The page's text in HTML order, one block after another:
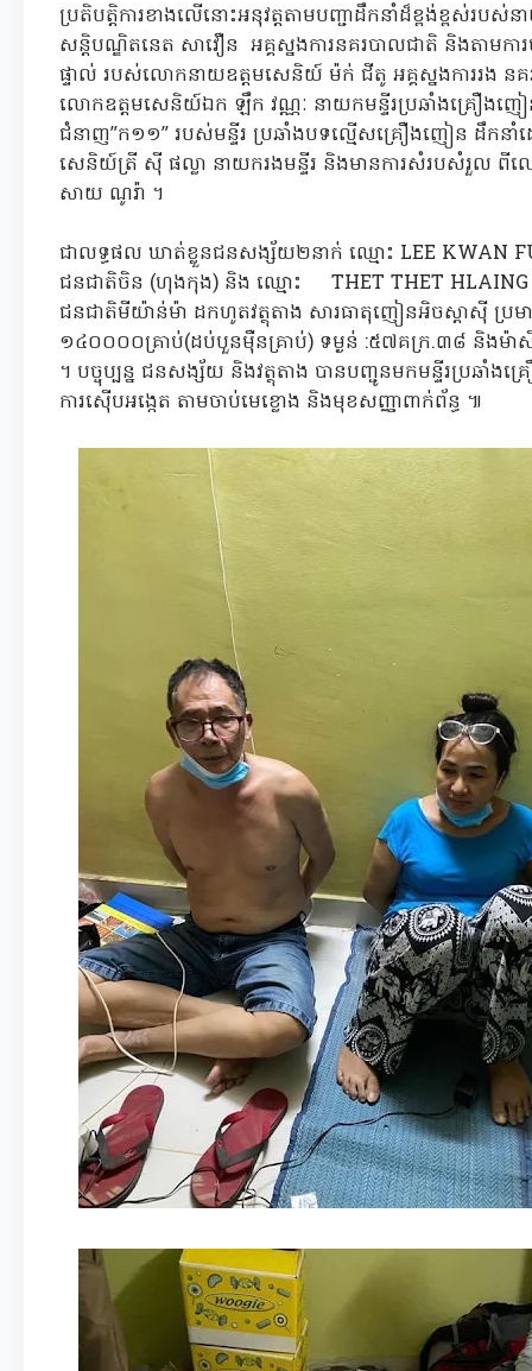
ប្រតិបត្តិការខាងលើនោះអនុវត្តតាមបញ្ជាដឹកនាំដ៏ខ្ពង់ខ្ពស់រប
សន្តិបណ្ឌិតនេត សាវឿន អគ្គស្នងការនគរបាលជាតិ និងតាមកា
ផ្ទាល់ របស់លោកនាយឧត្ដមសេនិយ៍ ម៉ក់ ជីតូ អគ្គស្នងការរង ន
លោកឧត្ដមសេនិយ៍ឯក ឡឹក វណ្ណៈ នាយកមន្ទីរប្រឆាំងគ្រឿងញៀ
ជំនាញ”ក១១” របស់មន្ទីរ ប្រឆាំងបទល្មើសគ្រឿងញៀន ដឹកន
សេនិយ៍ត្រី ស៊ី ផល្លា នាយករងមន្ទីរ និងមានការសំរបសំរួល ពីលោ
សាយ ណូរ៉ា ។
ជាលទ្ធផល ឃាត់ខ្លួនជនសង្ស័យ២នាក់ ឈ្មោះ LEE KWAN
ជនជាតិចិន (ហុងកុង) និង ឈ្មោះ THET THET HLAING
ជនជាតិមីយ៉ាន់ម៉ា ដកហូតវត្ថុតាង សារធាតុញៀនអិចស្តាស៊ី ប្រ
១៤០០០០គ្រាប់(ដប់បួនម៉ឺនគ្រាប់) ទម្ងន់ :៥៧គក្រ.៣៨ និងម៉ាស៊ី
។ បច្ចុប្បន្ន ជនសង្ស័យ និងវត្ថុតាង បានបញ្ជូនមកមន្ទីរប្រឆាំងគ្
ការស៊ើបអង្កេត តាមចាប់មេខ្លោង និងមុខសញ្ញាពាក់ព័ន្ធ ៕